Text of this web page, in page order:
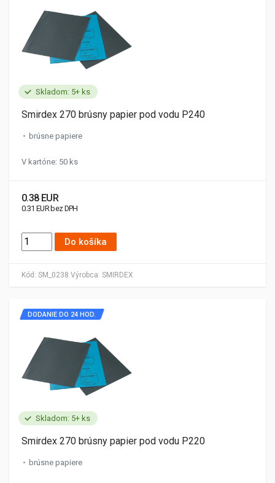
Skladom: 5+ ks
Kód: SM_0238 Výrobca: SMIRDEX
Smirdex 270 brúsny papier pod vodu P240
brúsne papiere
V kartóne: 50 ks
0.38 EUR
0.31 EUR bez DPH
Do košíka
Skladom: 5+ ks
DODANIE DO 24 HOD.
Smirdex 270 brúsny papier pod vodu P220
brúsne papiere